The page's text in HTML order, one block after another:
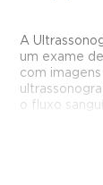
A
um exame
com
o fluxo
Como